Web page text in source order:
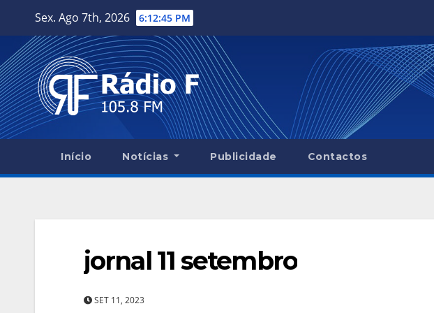
content
Sex. Ago 7th, 2026 6:12:46 PM
Início Notícias Publicidade Contactos
jornal 11 setembro
SET 11, 2023